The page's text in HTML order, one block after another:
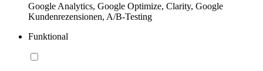
Google Analytics, Google Optimize, Clarity, Google
Kundenrezensionen, A/B-Testing
Funktional